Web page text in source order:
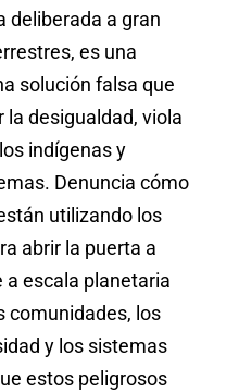
deliberada a gran
es una
solución falsa que
la desigualdad, viola
indígenas y
Denuncia cómo
utilizando los
abrir la puerta a
escala planetaria
comunidades, los
y los sistemas
estos peligrosos